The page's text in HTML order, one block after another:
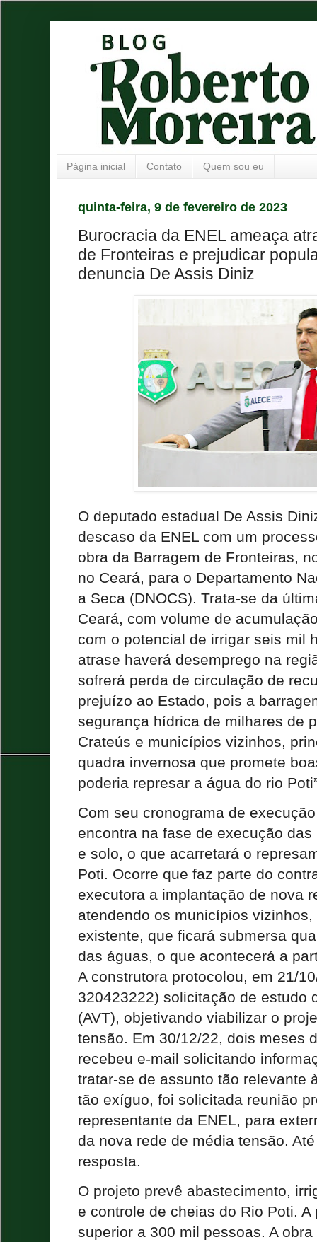
Página inicial Contato Quem sou eu
quinta-feira, 9 de fevereiro de 2023
Burocracia da ENEL ameaça
de Fronteiras e prejudicar
denuncia De Assis Diniz
O deputado estadual De Assis
descaso da ENEL com um
obra da Barragem de Fronteiras,
no Ceará, para o Departamento
a Seca (DNOCS). Trata-se da
Ceará, com volume de
com o potencial de irrigar seis mil
atrase haverá desemprego na
sofrerá perda de circulação de
prejuízo ao Estado, pois a
segurança hídrica de milhares de
Crateús e municípios vizinhos,
quadra invernosa que promete
poderia represar a água do rio
Com seu cronograma de
encontra na fase de execução
e solo, o que acarretará o
Poti. Ocorre que faz parte do
executora a implantação de nova
atendendo os municípios
existente, que ficará submersa
das águas, o que acontecerá a
A construtora protocolou, em 21/
320423222) solicitação de estudo
(AVT), objetivando viabilizar o
tensão. Em 30/12/22, dois meses
recebeu e-mail solicitando
tratar-se de assunto tão relevante
tão exíguo, foi solicitada reunião
representante da ENEL, para
da nova rede de média tensão.
resposta.
O projeto prevê abastecimento,
e controle de cheias do Rio Poti.
superior a 300 mil pessoas. A